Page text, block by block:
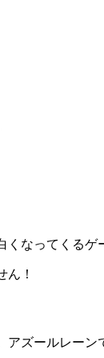
なってくるゲ
ん！
ズールレーン